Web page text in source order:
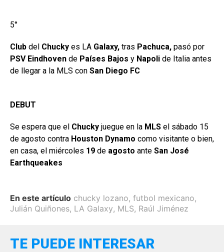
5°
Club del Chucky es LA Galaxy, tras Pachuca, pasó por
PSV Eindhoven de Países Bajos y Napoli de Italia antes
de llegar a la MLS con San Diego FC
DEBUT
Se espera que el Chucky juegue en la MLS el sábado 15
de agosto contra Houston Dynamo como visitante o bien,
en casa, el miércoles 19 de agosto ante San José
Earthqueakes
En este artículo chucky lozano, futbol mexicano,
Julián Quiñones, LA Galaxy, MLS, Raúl Jiménez
TE PUEDE INTERESAR